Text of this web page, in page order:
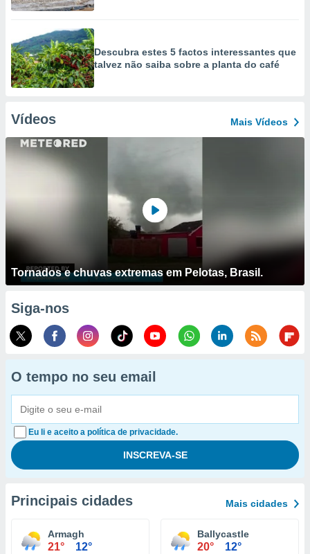
Descubra estes 5 factos interessantes que
talvez não saiba sobre a planta do café
Vídeos Mais Vídeos
Tornados e chuvas extremas em Pelotas, Brasil.
Siga-nos
O tempo no seu email
Eu li e aceito a política de privacidade.
Principais cidades Mais cidades
Armagh
21° 12°
Ballycastle
20° 12°